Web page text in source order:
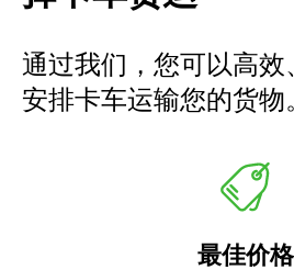
通过我们，您可以高
安排卡车运输您的货物
最佳价格